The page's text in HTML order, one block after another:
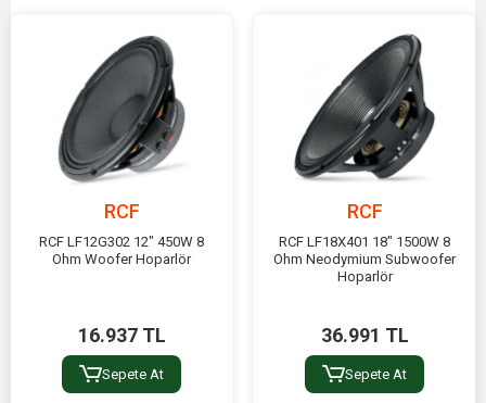
RCF
RCF LF12G302 12" 450W 8
Ohm Woofer Hoparlör
16.937 TL
Sepete At
RCF
RCF LF18X401 18" 1500W 8
Ohm Neodymium Subwoofer
Hoparlör
36.991 TL
Sepete At